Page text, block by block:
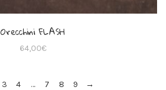
Orecchini FLASH
64,00€
3 4 … 7 8 9 →